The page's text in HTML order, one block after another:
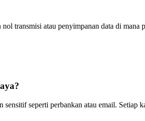
transmisi atau penyimpanan data di mana
seperti perbankan atau email.